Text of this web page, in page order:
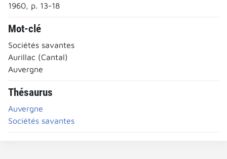
1960, p. 13-18
Mot-clé
Sociétés savantes
Aurillac (Cantal)
Auvergne
Thésaurus
Auvergne
Sociétés savantes